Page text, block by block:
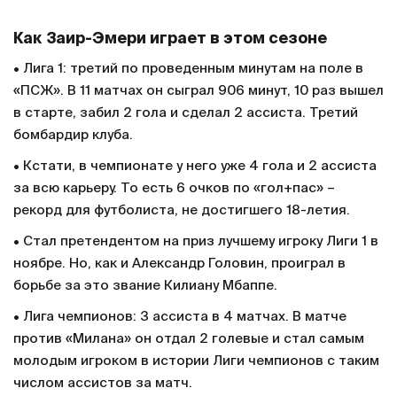
Как Заир-Эмери играет в этом сезоне
• Лига 1: третий по проведенным минутам на поле в
«ПСЖ». В 11 матчах он сыграл 906 минут, 10 раз вышел
в старте, забил 2 гола и сделал 2 ассиста. Третий
бомбардир клуба.
• Кстати, в чемпионате у него уже 4 гола и 2 ассиста
за всю карьеру. То есть 6 очков по «гол+пас» –
рекорд для футболиста, не достигшего 18-летия.
• Стал претендентом на приз лучшему игроку Лиги 1 в
ноябре. Но, как и Александр Головин, проиграл в
борьбе за это звание Килиану Мбаппе.
• Лига чемпионов: 3 ассиста в 4 матчах. В матче
против «Милана» он отдал 2 голевые и стал самым
молодым игроком в истории Лиги чемпионов с таким
числом ассистов за матч.